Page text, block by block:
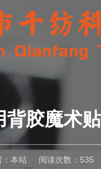
胶魔术
：本站 阅读次数：535